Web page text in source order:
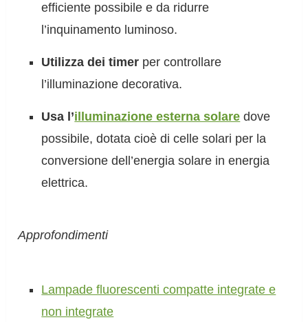
efficiente possibile e da ridurre
l’inquinamento luminoso.
Utilizza dei timer per controllare
l’illuminazione decorativa.
Usa l’illuminazione esterna solare dove
possibile, dotata cioè di celle solari per la
conversione dell’energia solare in energia
elettrica.
Approfondimenti
Lampade fluorescenti compatte integrate e
non integrate